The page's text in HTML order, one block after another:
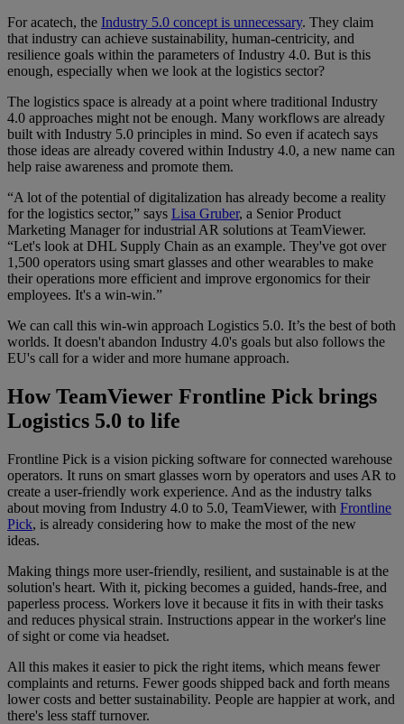
For acatech, the Industry 5.0 concept is unnecessary. They claim
that industry can achieve sustainability, human-centricity, and
resilience goals within the parameters of Industry 4.0. But is this
enough, especially when we look at the logistics sector?
The logistics space is already at a point where traditional Industry
4.0 approaches might not be enough. Many workflows are already
built with Industry 5.0 principles in mind. So even if acatech says
those ideas are already covered within Industry 4.0, a new name can
help raise awareness and promote them.
“A lot of the potential of digitalization has already become a reality
for the logistics sector,” says Lisa Gruber, a Senior Product
Marketing Manager for industrial AR solutions at TeamViewer.
“Let's look at DHL Supply Chain as an example. They've got over
1,500 operators using smart glasses and other wearables to make
their operations more efficient and improve ergonomics for their
employees. It's a win-win.”
We can call this win-win approach Logistics 5.0. It’s the best of both
worlds. It doesn't abandon Industry 4.0's goals but also follows the
EU's call for a wider and more humane approach.
How TeamViewer Frontline Pick brings
Logistics 5.0 to life
Frontline Pick is a vision picking software for connected warehouse
operators. It runs on smart glasses worn by operators and uses AR to
create a user-friendly work experience. And as the industry talks
about moving from Industry 4.0 to 5.0, TeamViewer, with Frontline
Pick, is already considering how to make the most of the new
ideas.
Making things more user-friendly, resilient, and sustainable is at the
solution's heart. With it, picking becomes a guided, hands-free, and
paperless process. Workers love it because it fits in with their tasks
and reduces physical strain. Instructions appear in the worker's line
of sight or come via headset.
All this makes it easier to pick the right items, which means fewer
complaints and returns. Fewer goods shipped back and forth means
lower costs and better sustainability. People are happier at work, and
there's less staff turnover.